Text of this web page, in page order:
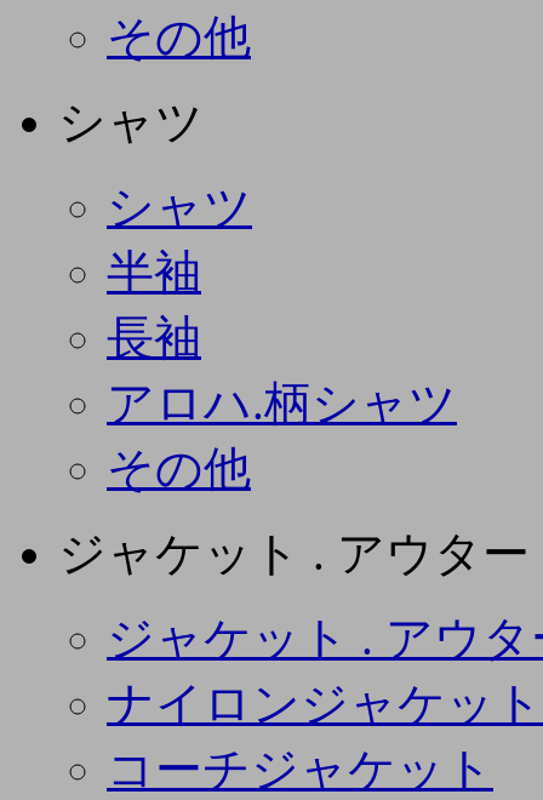
その他
シャツ
シャツ
半袖
長袖
アロハ.柄シャツ
その他
ジャケット . アウター
ジャケット . アウタ
ナイロンジャケット
コーチジャケット